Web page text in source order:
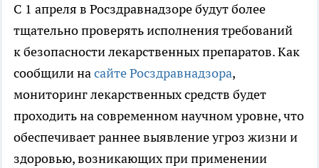
С 1 апреля в Росздравнадзоре будут более
тщательно проверять исполнения требований
к безопасности лекарственных препаратов. Как
сообщили насайте Росздравнадзора,
мониторинг лекарственных средств будет
проходить на современном научном уровне, что
обеспечивает раннее выявление угроз жизни и
здоровью, возникающих при применении